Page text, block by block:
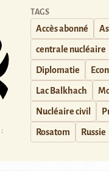
TAGS
Accès abonné
centrale nucléaire
Diplomatie
Lac Balkhach
Nucléaire civil
Rosatom Russie